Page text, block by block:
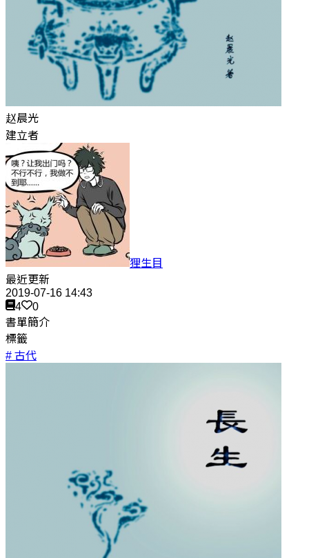
赵晨光
建立者
狸生目
最近更新
2019-07-16 14:43
4
0
書單簡介
標籤
# 古代